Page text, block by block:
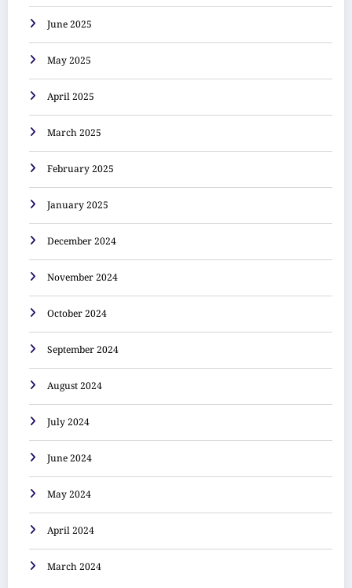
June 2025
May 2025
April 2025
March 2025
February 2025
January 2025
December 2024
November 2024
October 2024
September 2024
August 2024
July 2024
June 2024
May 2024
April 2024
March 2024